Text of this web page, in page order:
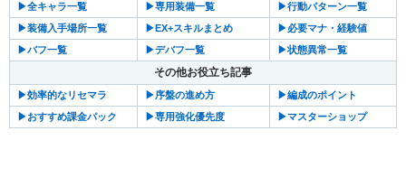
▶︎全キャラ一覧 ▶︎専用装備一覧
▶︎行動パターン一覧
▶︎装備入手場所一覧
▶︎EX+スキルまとめ
▶︎必要マナ・経験値
▶︎バフ一覧
▶︎デバフ一覧 ▶︎状態異常一覧
その他お役立ち記事
▶︎効率的なリセマラ ▶︎序盤の進め方
▶︎編成のポイント
▶︎おすすめ課金パック
▶︎専用強化優先度 ▶︎マスターショップ